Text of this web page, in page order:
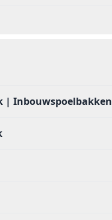
| Inbouwspoelbakken